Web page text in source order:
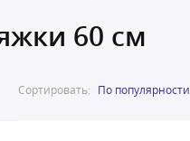
60 см
Сортировать: По популярности